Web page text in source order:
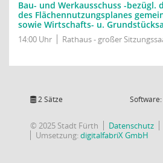
Bau- und Werkausschuss -bezügl.
des Flächennutzungsplanes
sowie Wirtschafts- u.
14:00 Uhr Rathaus - großer
2 Sätze Software:
© 2025 Stadt Fürth Datenschutz
Umsetzung:digitalfabriX GmbH